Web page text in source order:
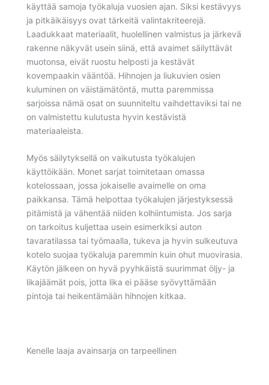
käyttää samoja työkaluja vuosien ajan. Siksi kestävyys
ja pitkäikäisyys ovat tärkeitä valintakriteerejä.
Laadukkaat materiaalit, huolellinen valmistus ja järkevä
rakenne näkyvät usein siinä, että avaimet säilyttävät
muotonsa, eivät ruostu helposti ja kestävät
kovempaakin vääntöä. Hihnojen ja liukuvien osien
kuluminen on väistämätöntä, mutta paremmissa
sarjoissa nämä osat on suunniteltu vaihdettaviksi tai ne
on valmistettu kulutusta hyvin kestävistä
materiaaleista.
Myös säilytyksellä on vaikutusta työkalujen
käyttöikään. Monet sarjat toimitetaan omassa
kotelossaan, jossa jokaiselle avaimelle on oma
paikkansa. Tämä helpottaa työkalujen järjestyksessä
pitämistä ja vähentää niiden kolhiintumista. Jos sarja
on tarkoitus kuljettaa usein esimerkiksi auton
tavaratilassa tai työmaalla, tukeva ja hyvin sulkeutuva
kotelo suojaa työkaluja paremmin kuin ohut muovirasia.
Käytön jälkeen on hyvä pyyhkäistä suurimmat öljy- ja
likajäämät pois, jotta lika ei pääse syövyttämään
pintoja tai heikentämään hihnojen kitkaa.
Kenelle laaja avainsarja on tarpeellinen